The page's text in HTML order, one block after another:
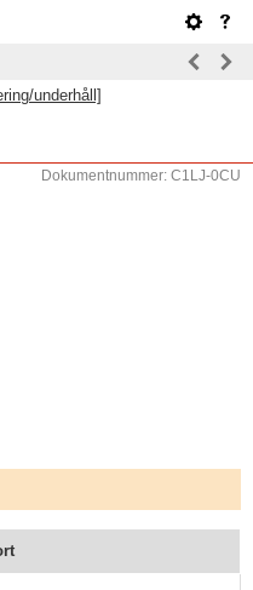
underhåll]
Dokumentnummer: C1LJ-0CU